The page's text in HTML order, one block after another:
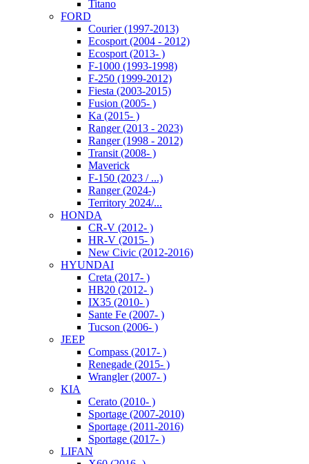
Titano
FORD
Courier (1997-2013)
Ecosport (2004 - 2012)
Ecosport (2013- )
F-1000 (1993-1998)
F-250 (1999-2012)
Fiesta (2003-2015)
Fusion (2005- )
Ka (2015- )
Ranger (2013 - 2023)
Ranger (1998 - 2012)
Transit (2008- )
Maverick
F-150 (2023 / ...)
Ranger (2024-)
Territory 2024/...
HONDA
CR-V (2012- )
HR-V (2015- )
New Civic (2012-2016)
HYUNDAI
Creta (2017- )
HB20 (2012- )
IX35 (2010- )
Sante Fe (2007- )
Tucson (2006- )
JEEP
Compass (2017- )
Renegade (2015- )
Wrangler (2007- )
KIA
Cerato (2010- )
Sportage (2007-2010)
Sportage (2011-2016)
Sportage (2017- )
LIFAN